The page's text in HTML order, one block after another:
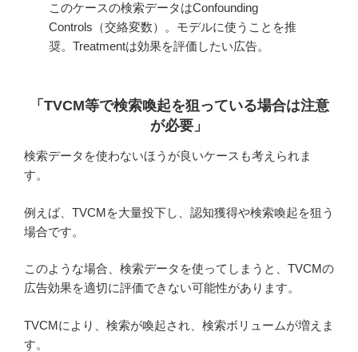
このケースの検索データはConfounding
Controls（交絡変数）。モデルに使うことを推
奨。Treatmentは効果を評価したい広告。
「TVCM等で検索喚起を狙っている場合は注意
が必要 」
検索データを使わないほうが良いケースも考えられま
す。
例えば、TVCMを大量投下し、認知獲得や検索喚起を狙う
場合です。
このような場合、検索データを使ってしまうと、TVCMの
広告効果を適切に評価できない可能性があります。
TVCMにより、検索が喚起され、検索ボリュームが増えま
す。